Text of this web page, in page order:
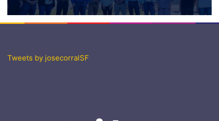
Tweets by josecorralSF